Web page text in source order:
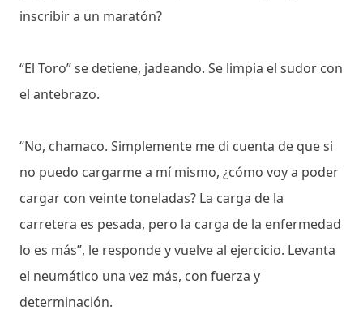
inscribir a un maratón?
“El Toro” se detiene, jadeando. Se limpia el sudor con
el antebrazo.
“No, chamaco. Simplemente me di cuenta de que si
no puedo cargarme a mí mismo, ¿cómo voy a poder
cargar con veinte toneladas? La carga de la
carretera es pesada, pero la carga de la enfermedad
lo es más”, le responde y vuelve al ejercicio. Levanta
el neumático una vez más, con fuerza y
determinación.